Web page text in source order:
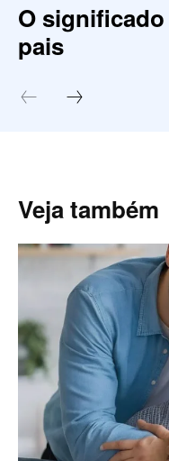
O
pais
Veja também